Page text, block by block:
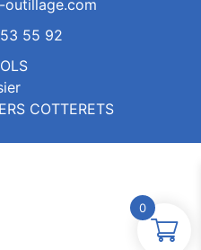
55 92
COTTERETS
0